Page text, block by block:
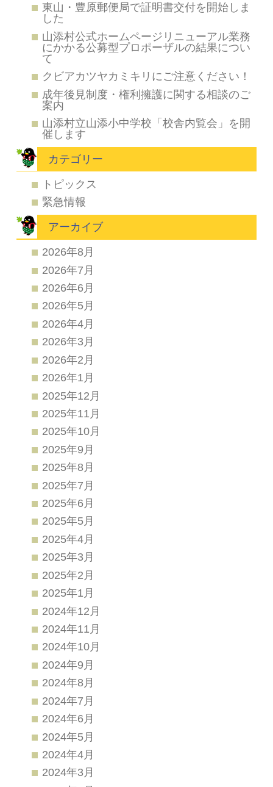
東山・豊原郵便局で証明書交付を開始しま
した
山添村公式ホームページリニューアル業務
にかかる公募型プロポーザルの結果につい
て
クビアカツヤカミキリにご注意ください！
成年後見制度・権利擁護に関する相談のご
案内
山添村立山添小中学校「校舎内覧会」を開
催します
カテゴリー
トピックス
緊急情報
アーカイブ
2026年8月
2026年7月
2026年6月
2026年5月
2026年4月
2026年3月
2026年2月
2026年1月
2025年12月
2025年11月
2025年10月
2025年9月
2025年8月
2025年7月
2025年6月
2025年5月
2025年4月
2025年3月
2025年2月
2025年1月
2024年12月
2024年11月
2024年10月
2024年9月
2024年8月
2024年7月
2024年6月
2024年5月
2024年4月
2024年3月